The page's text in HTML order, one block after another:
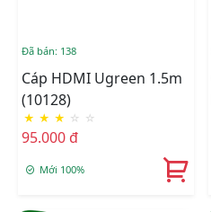
Đã bán: 138
Cáp HDMI Ugreen 1.5m
(10128)
★ ★ ★ ☆ ☆
95.000 đ
Mới 100%